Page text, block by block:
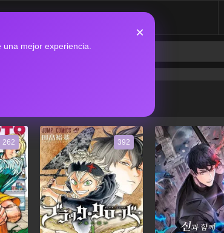
mejor experiencia.
×
262 392